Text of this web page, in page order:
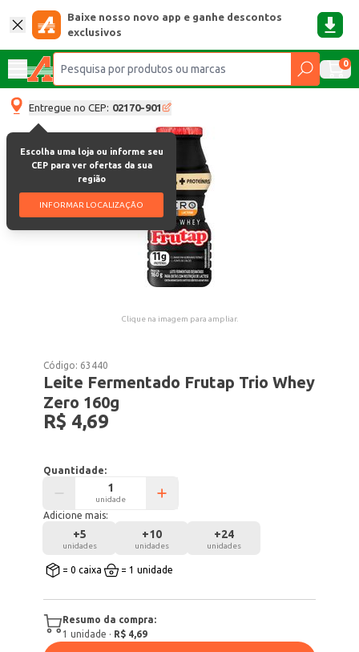
Baixe nosso novo app e ganhe descontos
exclusivos
0
Entregue no CEP: 02170-901
Escolha uma loja ou informe seu
CEP para ver ofertas da sua
região
INFORMAR LOCALIZAÇÃO
Clique na imagem para ampliar.
Código: 63440
Leite Fermentado Frutap Trio Whey
Zero 160g
R$ 4,69
Quantidade:
unidade
Adicione mais:
+5
unidades
+10
unidades
+24
unidades
= 0 caixa = 1 unidade
Resumo da compra:
1 unidade · R$ 4,69